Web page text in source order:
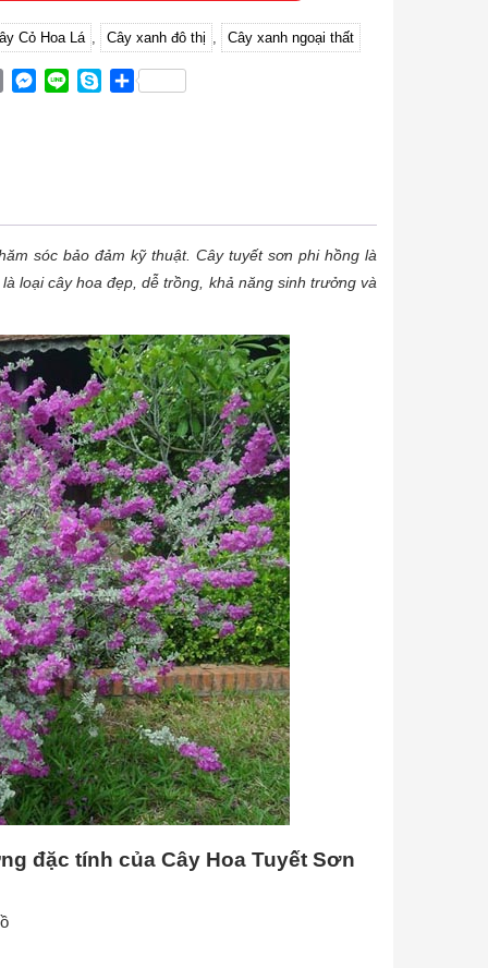
Cỏ Hoa Lá , Cây xanh đô thị , Cây xanh ngoại thất
EmailMessenger
Line SkypeShare
sóc bảo đảm kỹ thuật. Cây tuyết sơn phi hồng là
loại cây hoa đẹp, dễ trồng, khả năng sinh trưởng và
đặc tính của Cây Hoa Tuyết Sơn